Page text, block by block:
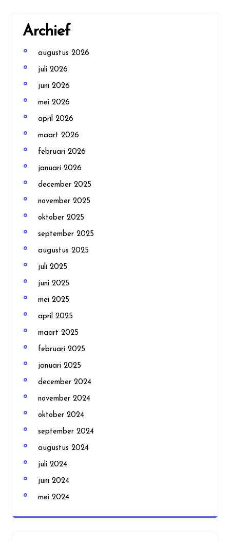
Archief
augustus 2026
juli 2026
juni 2026
mei 2026
april 2026
maart 2026
februari 2026
januari 2026
december 2025
november 2025
oktober 2025
september 2025
augustus 2025
juli 2025
juni 2025
mei 2025
april 2025
maart 2025
februari 2025
januari 2025
december 2024
november 2024
oktober 2024
september 2024
augustus 2024
juli 2024
juni 2024
mei 2024